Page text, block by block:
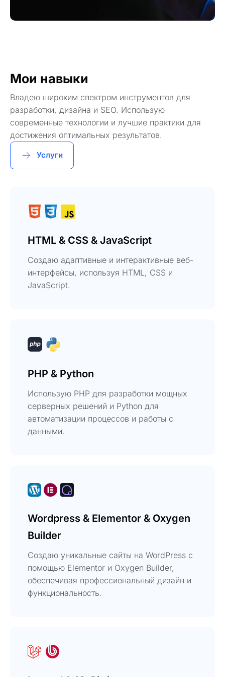
Мои навыки
Владею широким спектром инструментов для
разработки, дизайна и SEO. Использую
современные технологии и лучшие практики для
достижения оптимальных результатов.
Услуги
HTML & CSS & JavaScript
Создаю адаптивные и интерактивные веб-
интерфейсы, используя HTML, CSS и
JavaScript.
PHP & Python
Использую PHP для разработки мощных
серверных решений и Python для
автоматизации процессов и работы с
данными.
Wordpress & Elementor & Oxygen
Builder
Создаю уникальные сайты на WordPress с
помощью Elementor и Oxygen Builder,
обеспечивая профессиональный дизайн и
функциональность.